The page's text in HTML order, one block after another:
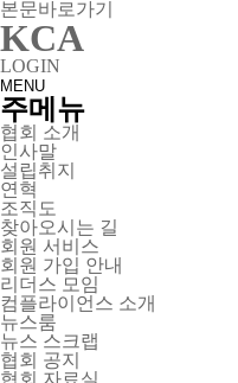
본문바로가기
KCA
LOGIN
MENU
주메뉴
협회 소개
인사말
설립취지
연혁
조직도
찾아오시는 길
회원 서비스
회원 가입 안내
리더스 모임
컴플라이언스 소개
뉴스룸
뉴스 스크랩
협회 공지
협회 자료실